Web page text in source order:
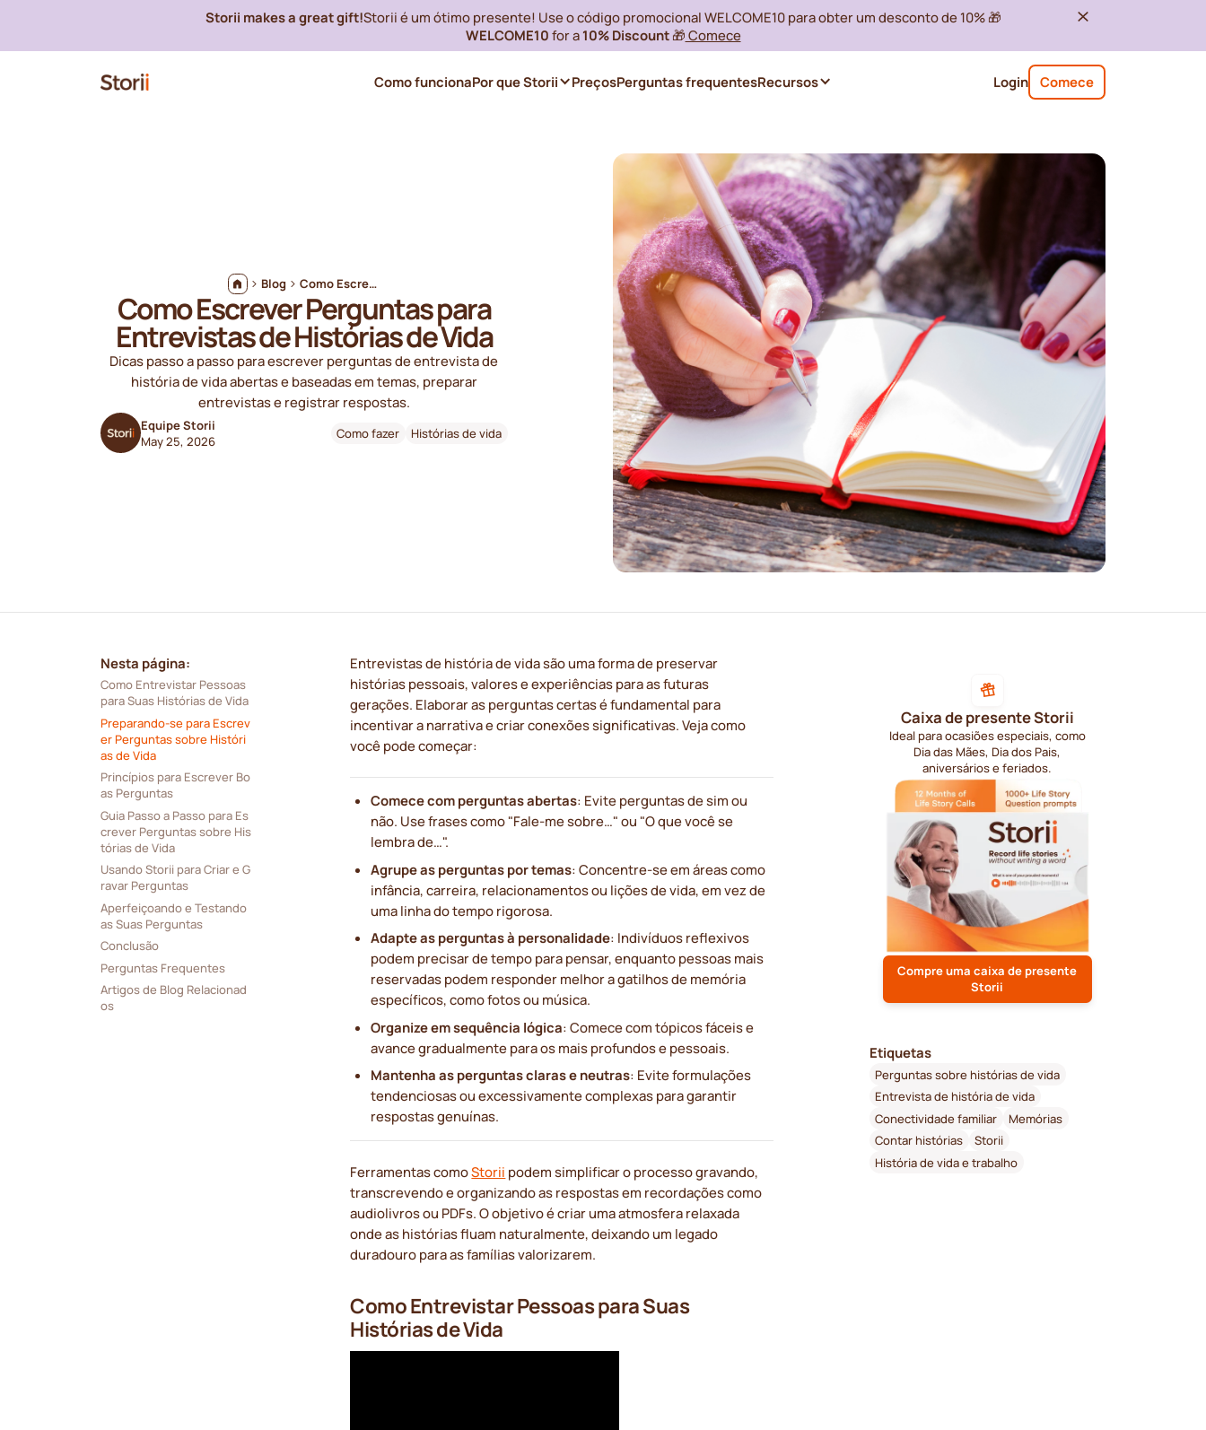
Storii makes a great gift!Storii é um ótimo presente! Use o código promocional WELCOME10 para obter um desconto de 10% 🎁
WELCOME10 for a10% Discount🎁 Comece
Login Comece
Como funcionaPor que Storii PreçosPerguntas frequentesRecursos
Blog Como Escrever Perguntas para Entrevistas de Histórias de Vida
Como Escrever Perguntas para
Entrevistas de Histórias de Vida
Dicas passo a passo para escrever perguntas de entrevista de
história de vida abertas e baseadas em temas, preparar
entrevistas e registrar respostas.
Equipe Storii
May 25, 2026
Como fazer Histórias de vida
Nesta página:
Como Entrevistar Pessoas
para Suas Histórias de Vida
Preparando-se para Escrev
er Perguntas sobre Históri
as de Vida
Princípios para Escrever Bo
as Perguntas
Guia Passo a Passo para Es
crever Perguntas sobre His
tórias de Vida
Usando Storii para Criar e G
ravar Perguntas
Aperfeiçoando e Testando
as Suas Perguntas
Conclusão
Perguntas Frequentes
Artigos de Blog Relacionad
os
Entrevistas de história de vida são uma forma de preservar
histórias pessoais, valores e experiências para as futuras
gerações. Elaborar as perguntas certas é fundamental para
incentivar a narrativa e criar conexões significativas. Veja como
você pode começar:
Comece com perguntas abertas: Evite perguntas de sim ou
não. Use frases como "Fale-me sobre…" ou "O que você se
lembra de…".
Agrupe as perguntas por temas: Concentre-se em áreas como
infância, carreira, relacionamentos ou lições de vida, em vez de
uma linha do tempo rigorosa.
Adapte as perguntas à personalidade: Indivíduos reflexivos
podem precisar de tempo para pensar, enquanto pessoas mais
reservadas podem responder melhor a gatilhos de memória
específicos, como fotos ou música.
Organize em sequência lógica: Comece com tópicos fáceis e
avance gradualmente para os mais profundos e pessoais.
Mantenha as perguntas claras e neutras: Evite formulações
tendenciosas ou excessivamente complexas para garantir
respostas genuínas.
Ferramentas comoStorii podem simplificar o processo gravando,
transcrevendo e organizando as respostas em recordações como
audiolivros ou PDFs. O objetivo é criar uma atmosfera relaxada
onde as histórias fluam naturalmente, deixando um legado
duradouro para as famílias valorizarem.
Como Entrevistar Pessoas para Suas
Histórias de Vida
Caixa de presente Storii
Ideal para ocasiões especiais, como
Dia das Mães, Dia dos Pais,
aniversários e feriados.
Compre uma caixa de presente
Storii
Etiquetas
Perguntas sobre histórias de vida
Entrevista de história de vida
Conectividade familiar
Memórias
Contar histórias
Storii
História de vida e trabalho